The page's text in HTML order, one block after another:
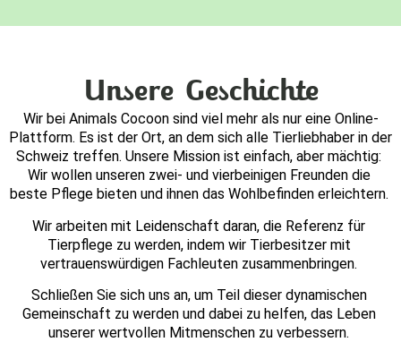
Unsere Geschichte
Wir bei Animals Cocoon sind viel mehr als nur eine Online-
Plattform. Es ist der Ort, an dem sich alle Tierliebhaber in der
Schweiz treffen. Unsere Mission ist einfach, aber mächtig:
Wir wollen unseren zwei- und vierbeinigen Freunden die
beste Pflege bieten und ihnen das Wohlbefinden erleichtern.
Wir arbeiten mit Leidenschaft daran, die Referenz für
Tierpflege zu werden, indem wir Tierbesitzer mit
vertrauenswürdigen Fachleuten zusammenbringen.
Schließen Sie sich uns an, um Teil dieser dynamischen
Gemeinschaft zu werden und dabei zu helfen, das Leben
unserer wertvollen Mitmenschen zu verbessern.